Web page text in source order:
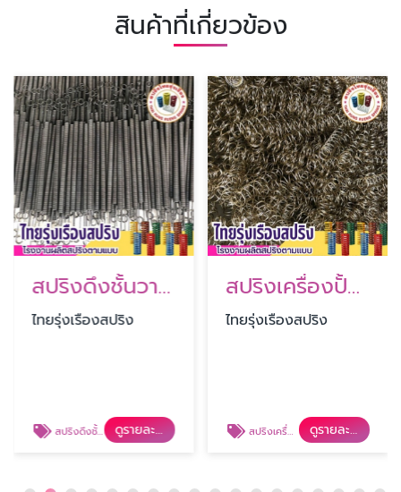
สินค้าที่เกี่ยวข้อง
สปริงดึงชั้นวางแผ่นยาง
ไทยรุ่งเรืองสปริง
สปริงดึงชั้นวางแผ่นยาง ดูรายละเอียด
สปริงเครื่องปั้มน้ำ
ไทยรุ่งเรืองสปริง
สปริงเครื่องปั้มน้ำ ดูรายละเอียด